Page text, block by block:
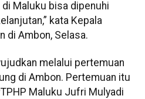
Maluku bisa dipenuhi
kata Kepala
di Ambon, Selasa.
melalui pertemuan
di Ambon. Pertemuan itu
Maluku Jufri Mulyadi